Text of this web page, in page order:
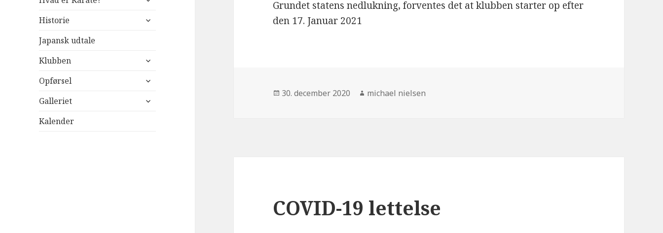
Historie
udvid
Japansk udtale
Klubben
udvid
Opførsel
udvid
Galleriet
udvid
Kalender
Grundet statens nedlukning, forventes det at klubben starter op efter
den 17. Januar 2021
Udgivet
30. december 2020 Forfatter
michael nielsen
COVID-19 lettelse